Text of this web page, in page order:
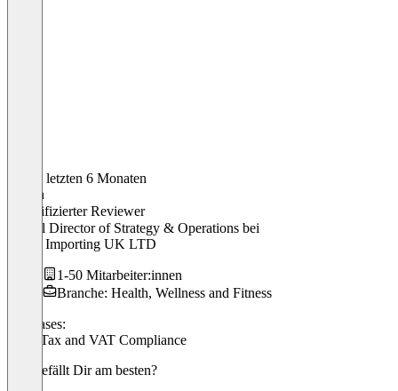
In den letzten 6 Monaten
Martin
Verifizierter Reviewer
Global Director of Strategy & Operations bei
Fraser Importing UK LTD
1-50 Mitarbeiter:innen
Branche: Health, Wellness and Fitness
Use cases:
Sales Tax and VAT Compliance
Was gefällt Dir am besten?